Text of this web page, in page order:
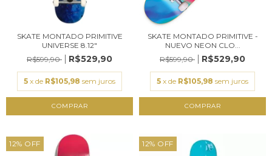
SKATE MONTADO PRIMITIVE
UNIVERSE 8.12"
R$599,90
R$529,90
5 x de R$105,98 sem juros
SKATE MONTADO PRIMITIVE -
NUEVO NEON CLO...
R$599,90
R$529,90
5 x de R$105,98 sem juros
12% OFF 12% OFF